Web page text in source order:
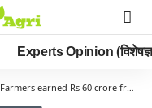
Experts Opinion (विशेषज्ञ
Farmers earned Rs 60 crore from stubble management, the state government has already made this plan for the next year. | (किसानों ने पराली प्रबंधन से कमाए 60 करोड़, अगले साल की योजना तय!)